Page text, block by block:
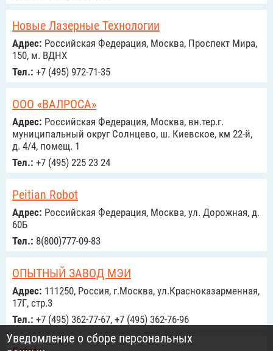
Новые Лазерные Технологии
Адрес: Российcкая Федерация, Москва, Проспект Мира,
150, м. ВДНХ
Тел.: +7 (495) 972-71-35
ООО «ВАЛРОСА»
Адрес: Российcкая Федерация, Москва, вн.тер.г.
муниципальный округ Солнцево, ш. Киевское, км 22-й,
д. 4/4, помещ. 1
Тел.: +7 (495) 225 23 24
Peitian Robot
Адрес: Российcкая Федерация, Москва, ул. Дорожная, д.
60Б
Тел.: 8(800)777-09-83
ОПЫТНЫЙ ЗАВОД МЭИ
Адрес: 111250, Россия, г.Москва, ул.Красноказарменная,
17Г, стр.3
Тел.: +7 (495) 362-77-67, +7 (495) 362-76-96
Уведомление о сборе персональных